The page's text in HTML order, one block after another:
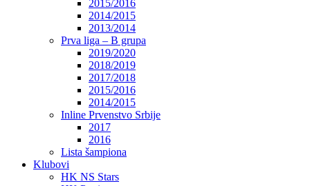
2015/2016
2014/2015
2013/2014
Prva liga – B grupa
2019/2020
2018/2019
2017/2018
2015/2016
2014/2015
Inline Prvenstvo Srbije
2017
2016
Lista šampiona
Klubovi
HK NS Stars